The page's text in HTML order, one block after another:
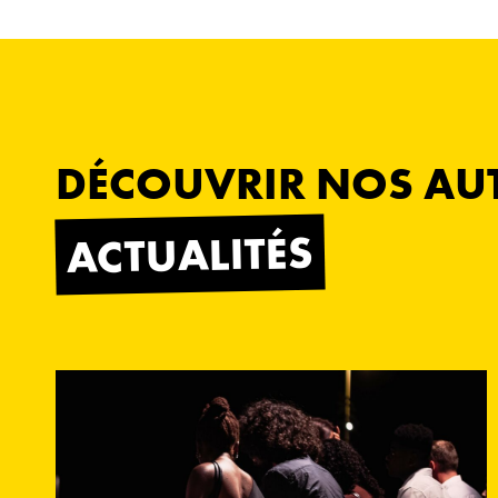
DÉCOUVRIR NOS
ACTUALITÉS